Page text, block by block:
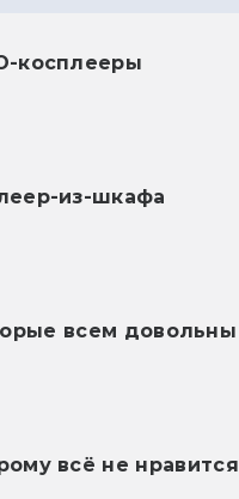
косплееры
из-шкафа
всем довольны
всё не нравится